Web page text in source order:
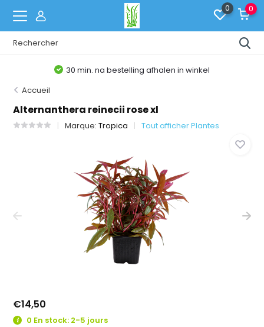
0 0
30 min. na bestelling afhalen in winkel
Accueil
Alternanthera reinecii rose xl
Marque:Tropica Tout afficher Plantes
€14,50
0 En stock: 2-5 jours